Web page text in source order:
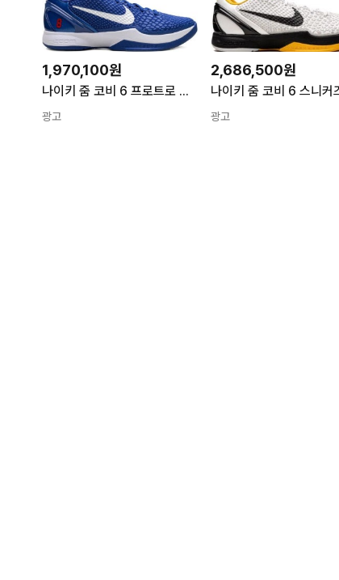
1,970,100원
나이키 줌 코비 6 프로트로 다저스 게임 스니커즈 CW2190 26 FW 로열 화이트 유니버시티 레드 TP438520520 136501277
광고
2,686,500원
광고